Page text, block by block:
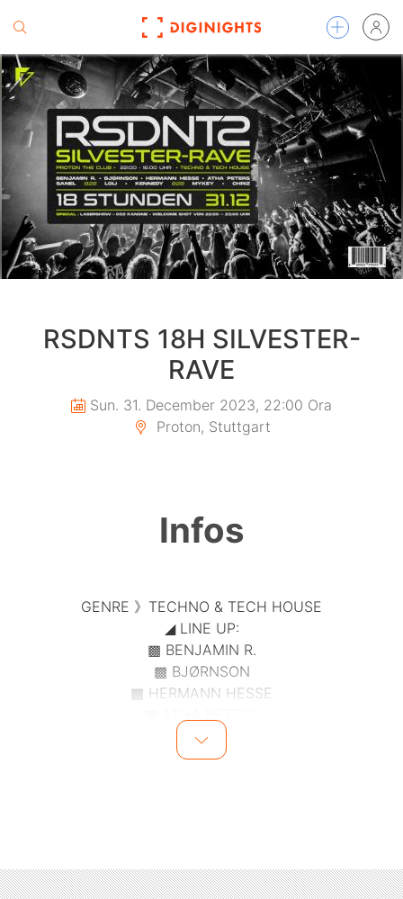
RSDNTS 18H SILVESTER-
RAVE
Sun. 31. December 2023, 22:00 Ora
Proton, Stuttgart
Infos
GENRE 》TECHNO & TECH HOUSE
◢ LINE UP:
▩ BENJAMIN R.
▩ BJØRNSON
▩ HERMANN HESSE
▩ SANEL B2B LOLI
▩ KENNEDY B2B MY KEY
》 VIP Tickets & Logen: reservierung@protontheclub.de
◢ SPECIALS: